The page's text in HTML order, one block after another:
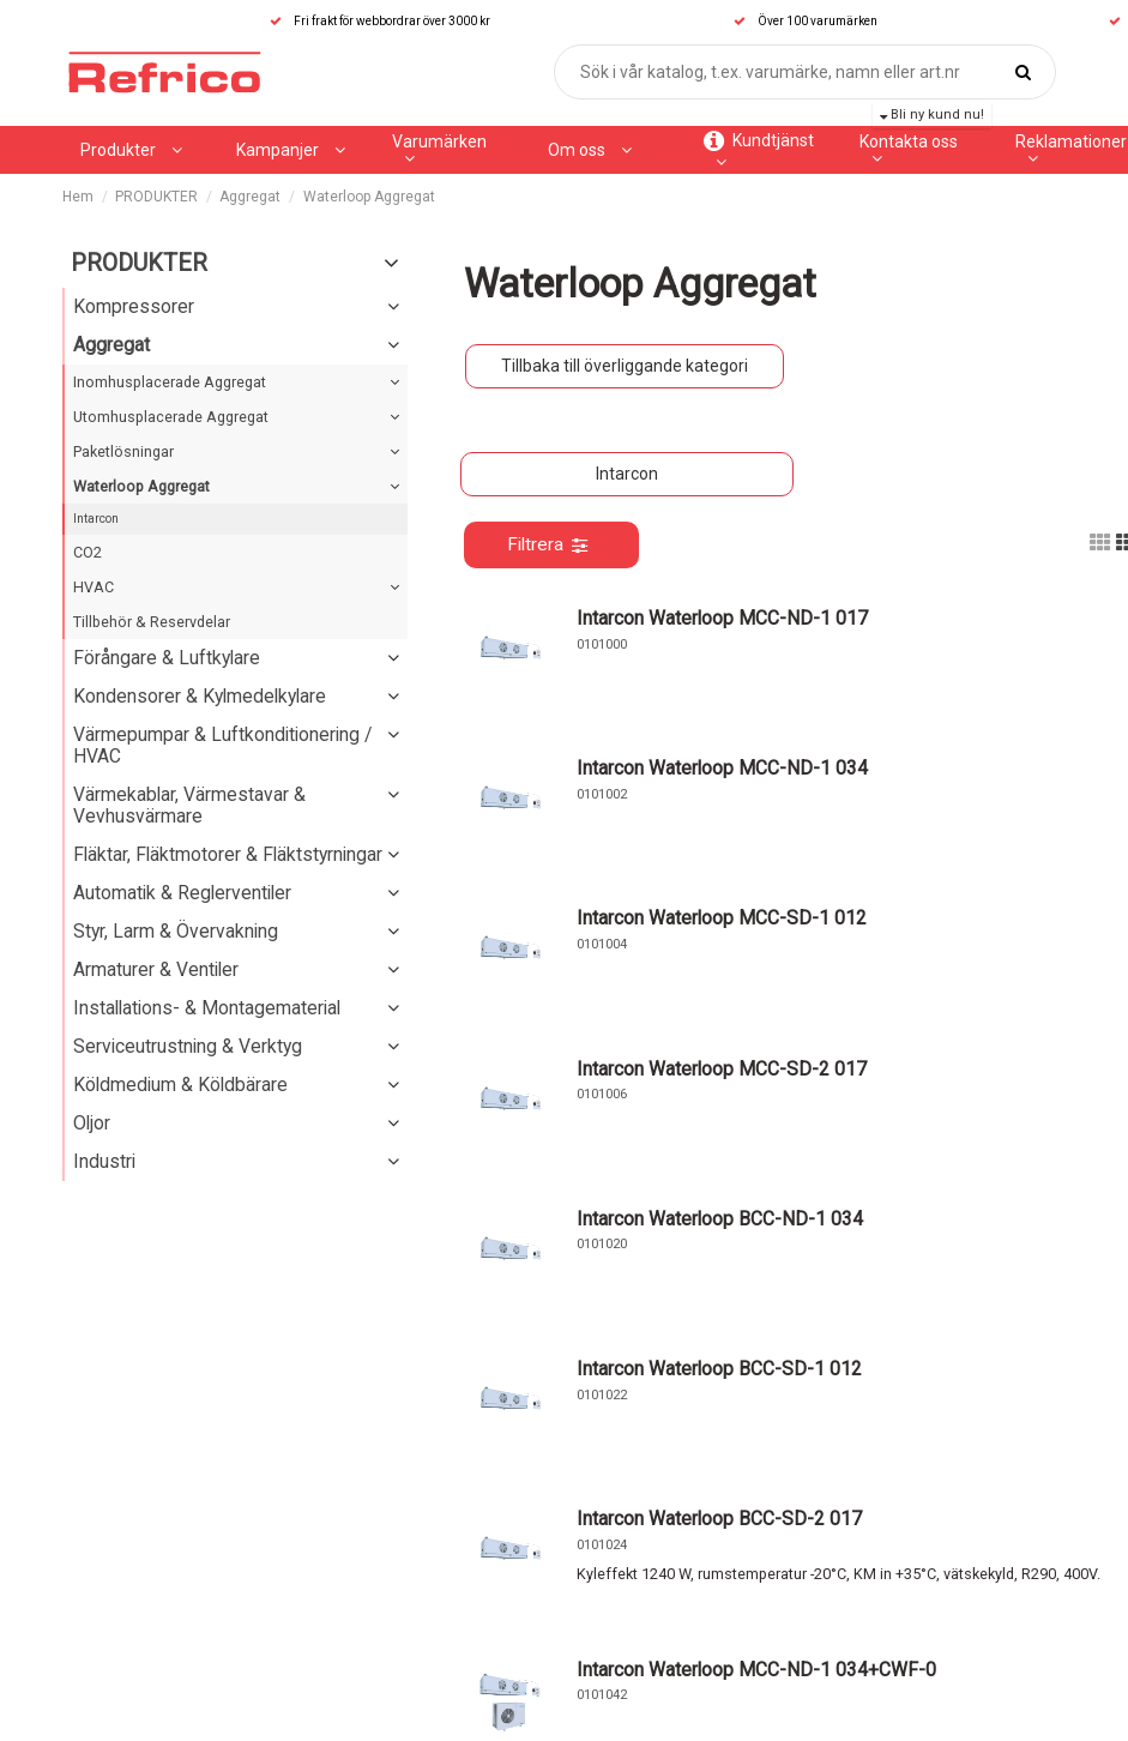
Fri frakt för webbordrar över 3000 kr Över 100 varumärken
Produkter Kampanjer Varumärken Om oss
Kundtjänst Kontakta oss
Bli ny kund nu!
Reklamationer
Hem PRODUKTER Aggregat Waterloop Aggregat
Waterloop Aggregat
Tillbaka till överliggande kategori
Intarcon
Filtrera
Intarcon Waterloop MCC-ND-1 017
0101000
Intarcon Waterloop MCC-ND-1 034
0101002
Intarcon Waterloop MCC-SD-1 012
0101004
Intarcon Waterloop MCC-SD-2 017
0101006
Intarcon Waterloop BCC-ND-1 034
0101020
Intarcon Waterloop BCC-SD-1 012
0101022
Intarcon Waterloop BCC-SD-2 017
0101024
Kyleffekt 1240 W, rumstemperatur -20°C, KM in +35°C, vätskekyld, R290, 400V.
Intarcon Waterloop MCC-ND-1 034+CWF-0
0101042
PRODUKTER
Kompressorer
Aggregat
Inomhusplacerade Aggregat
Utomhusplacerade Aggregat
Paketlösningar
Waterloop Aggregat
Intarcon
CO2
HVAC
Tillbehör & Reservdelar
Förångare & Luftkylare
Kondensorer & Kylmedelkylare
Värmepumpar & Luftkonditionering /
HVAC
Värmekablar, Värmestavar &
Vevhusvärmare
Fläktar, Fläktmotorer & Fläktstyrningar
Automatik & Reglerventiler
Styr, Larm & Övervakning
Armaturer & Ventiler
Installations- & Montagematerial
Serviceutrustning & Verktyg
Köldmedium & Köldbärare
Oljor
Industri